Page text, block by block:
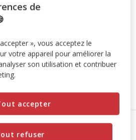
commande* avec votre Carte
aux autres promotions en
Copier
Détails livraison
de
», vous acceptez le
votre appareil pour améliorer la
son utilisation et contribuer
refuser
accepter